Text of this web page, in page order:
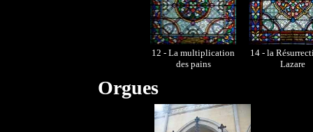
12 - La multiplication
des pains
14 - la
Lazare
Orgues